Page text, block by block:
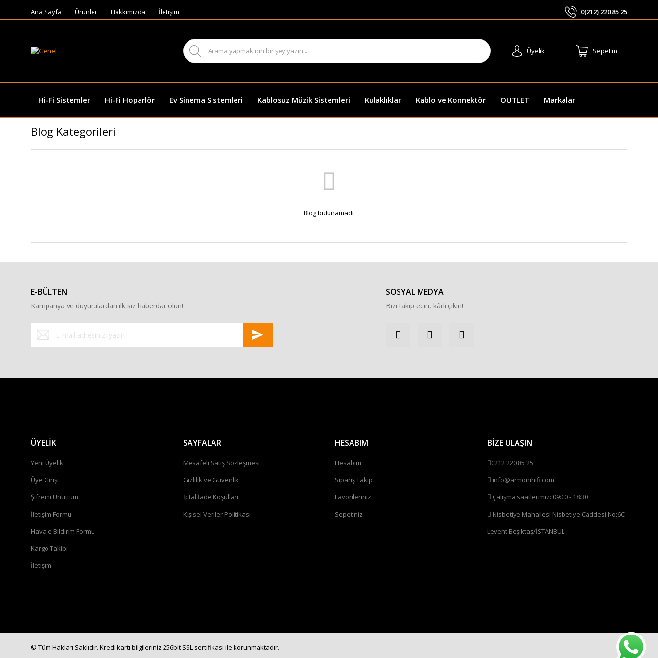
Ana Sayfa Ürünler Hakkımızda İletişim 0(212) 220 85 25
Üyelik Sepetim
Hi-Fi Sistemler Hi-Fi Hoparlör Ev Sinema Sistemleri Kablosuz Müzik Sistemleri Kulaklıklar Kablo ve Konnektör OUTLET Markalar
Blog Kategorileri
Blog bulunamadı.
E-BÜLTEN
Kampanya ve duyurulardan ilk siz haberdar olun!
SOSYAL MEDYA
Bizi takip edin, kârlı çıkın!
ÜYELİK
Yeni Üyelik
Üye Girişi
Şifremi Unuttum
İletişim Formu
Havale Bildirim Formu
Kargo Takibi
İletişim
SAYFALAR
Mesafeli Satış Sözleşmesi
Gizlilik ve Güvenlik
İptal İade Koşullari
Kişisel Veriler Politikası
HESABIM
Hesabım
Sipariş Takip
Favorileriniz
Sepetiniz
BİZE ULAŞIN
0212 220 85 25
info@armonihifi.com
Çalışma saatlerimiz: 09:00 - 18:30
Nisbetiye Mahallesi Nisbetiye Caddesi No:6C
Levent Beşiktaş/İSTANBUL
© Tüm Hakları Saklıdır. Kredi kartı bilgileriniz 256bit SSL sertifikası ile korunmaktadır.